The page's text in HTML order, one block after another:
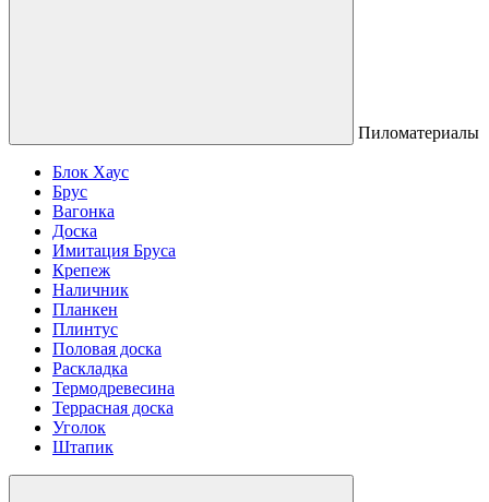
Пиломатериалы
Блок Хаус
Брус
Вагонка
Доска
Имитация Бруса
Крепеж
Наличник
Планкен
Плинтус
Половая доска
Раскладка
Термодревесина
Террасная доска
Уголок
Штапик